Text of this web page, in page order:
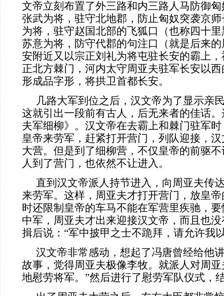
文帝立刻布置了外三路和内三路人马防御
张武为将，驻守北地郡，防止匈奴突袭京
为将，驻守赵国北部的飞狐口（也称四十
苏意为将，防守代郡的句注口（就是后来
安附近又以宗正刘礼为将屯驻长安的霸上
正北方棘门，河内太守周亚夫驻军长安以
形成品字形，将拱卫首都长安。
几路大军到位之后，汉文帝为了显示亲
这就引出一段前有古人，后无来者的佳话
夫军细柳》。汉文帝在去霸上和棘门驻军
皇帝来劳军，赶紧打开营门，列队迎接，
大营。但是到了细柳营，不仅皇帝的前驱
人到了营门，也依然不让进入。
直到汉文帝派人持节进入，向周亚夫传
来劳军。这样，周亚夫才打开营门，放皇
时还限制皇帝的车马不能在军营里疾驰，
中军，周亚夫才出来迎接汉文帝，而且也
揖后说：“军中披甲之士不跪拜，请允许我
汉文帝非常感动，想起了冯唐曾经给他
故事，觉得周亚夫极像李牧。就派人对周
地慰劳将军。”然后进行了慰劳军队仪式，